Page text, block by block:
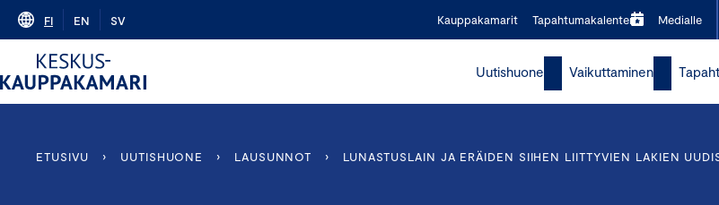
Skip
content
FI EN SV Kauppakamarit Tapahtumakalenteri Medialle
Uutishuone Vaikuttaminen
ETUSIVU › UUTISHUONE › LAUSUNNOT › LUNASTUSLAIN JA ERÄIDEN SIIHEN LIITTYVIEN LAKIEN